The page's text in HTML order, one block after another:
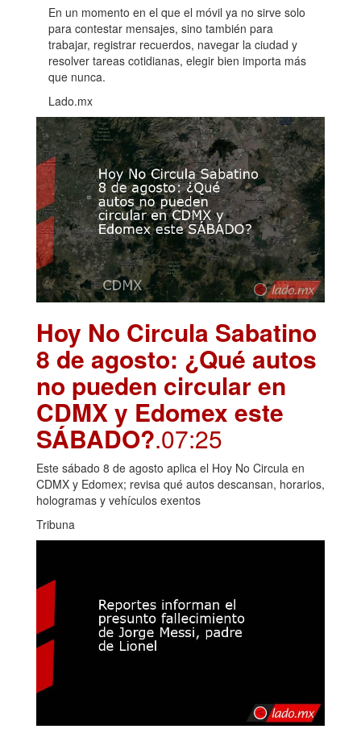
En un momento en el que el móvil ya no sirve solo
para contestar mensajes, sino también para
trabajar, registrar recuerdos, navegar la ciudad y
resolver tareas cotidianas, elegir bien importa más
que nunca.
Lado.mx
Hoy No Circula Sabatino
8 de agosto: ¿Qué autos
no pueden circular en
CDMX y Edomex este
SÁBADO?.07:25
Este sábado 8 de agosto aplica el Hoy No Circula en
CDMX y Edomex; revisa qué autos descansan, horarios,
hologramas y vehículos exentos
Tribuna